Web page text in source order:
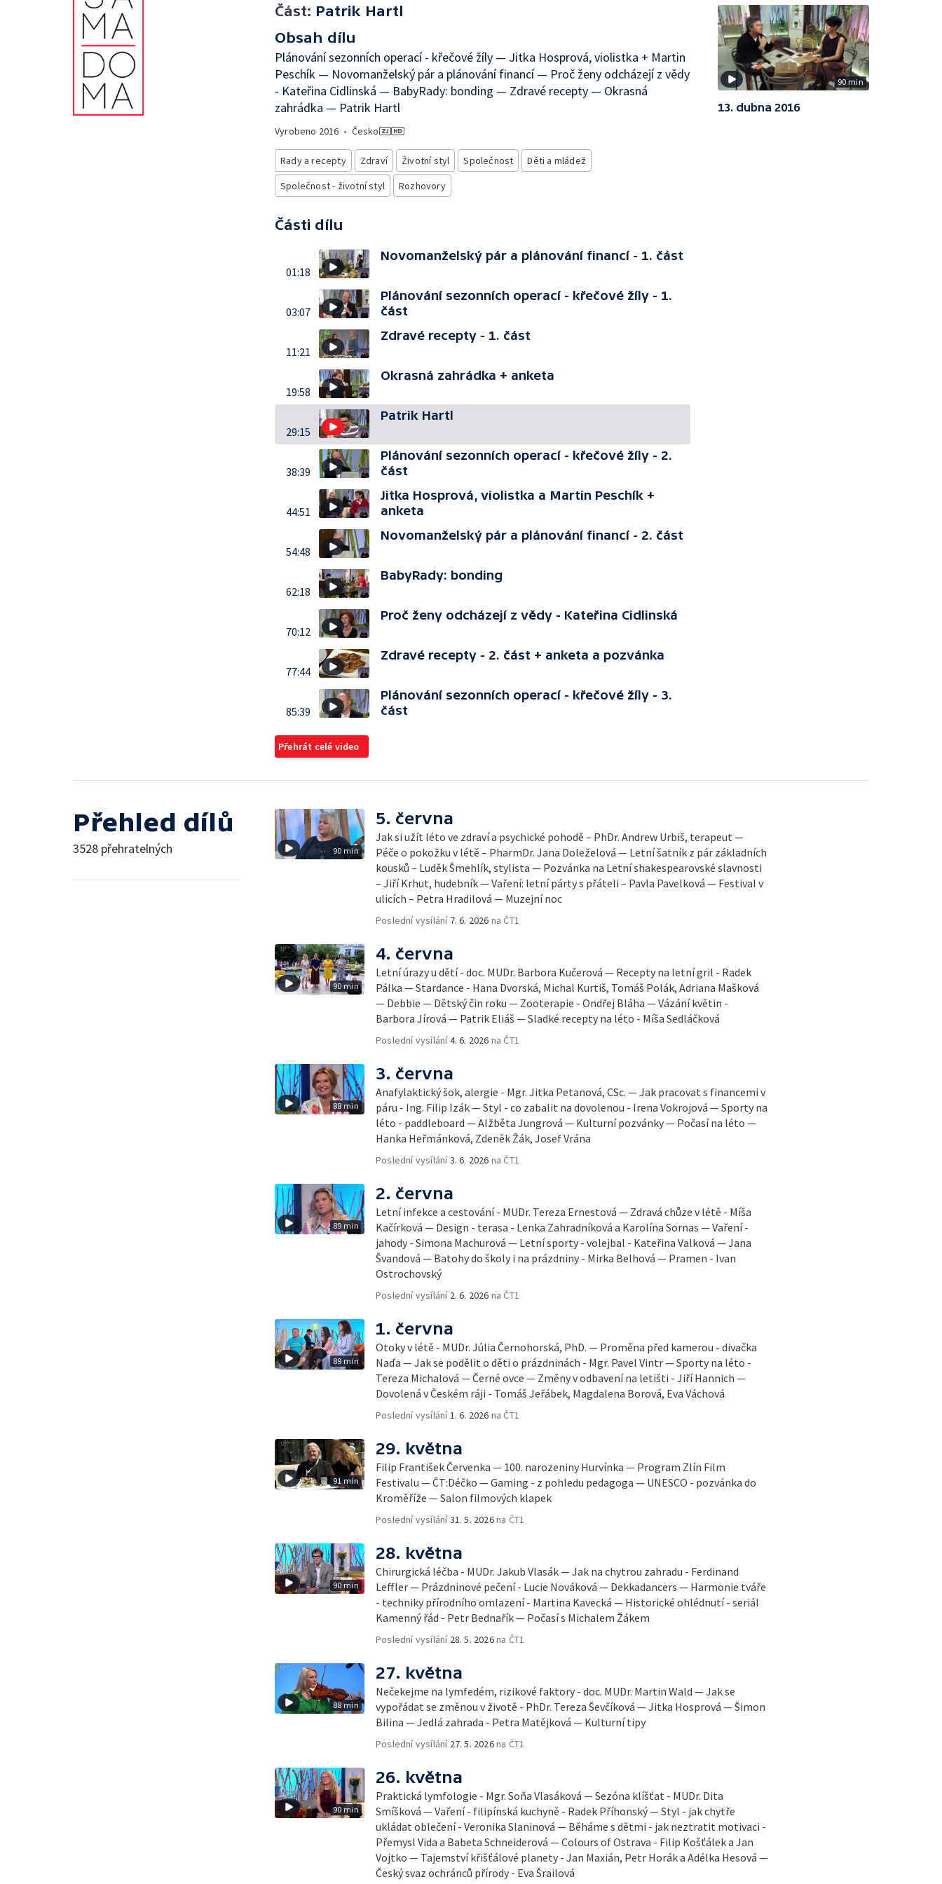
Část: Patrik Hartl
Obsah dílu
Plánování sezonních operací - křečové žíly — Jitka Hosprová, violistka + Martin
Peschík — Novomanželský pár a plánování financí — Proč ženy odcházejí z vědy
- Kateřina Cidlinská — BabyRady: bonding — Zdravé recepty — Okrasná
zahrádka — Patrik Hartl
Vyrobeno 2016 • Česko
Rady a recepty Zdraví Životní styl Společnost
Děti a mládež
Společnost - životní styl
Rozhovory
Části dílu
01:18
Novomanželský pár a plánování financí - 1. část
03:07
Plánování sezonních operací - křečové žíly - 1.
část
11:21
Zdravé recepty - 1. část
19:58
Okrasná zahrádka + anketa
29:15
Patrik Hartl
38:39
Plánování sezonních operací - křečové žíly - 2.
část
44:51
Jitka Hosprová, violistka a Martin Peschík +
anketa
54:48
Novomanželský pár a plánování financí - 2. část
62:18
BabyRady: bonding
70:12
Proč ženy odcházejí z vědy - Kateřina Cidlinská
77:44
Zdravé recepty - 2. část + anketa a pozvánka
85:39
Plánování sezonních operací - křečové žíly - 3.
část
Přehrát celé video
90 min
13. dubna 2016
Přehled dílů
3528 přehratelných 90 min
5. června
Jak si užít léto ve zdraví a psychické pohodě – PhDr. Andrew Urbiš, terapeut —
Péče o pokožku v létě – PharmDr. Jana Doleželová — Letní šatník z pár základních
kousků – Luděk Šmehlík, stylista — Pozvánka na Letní shakespearovské slavnosti
– Jiří Krhut, hudebník — Vaření: letní párty s přáteli – Pavla Pavelková — Festival v
ulicích – Petra Hradilová — Muzejní noc
Poslední vysílání 7. 6. 2026 na ČT1
90 min
4. června
Letní úrazy u dětí - doc. MUDr. Barbora Kučerová — Recepty na letní gril - Radek
Pálka — Stardance - Hana Dvorská, Michal Kurtiš, Tomáš Polák, Adriana Mašková
— Debbie — Dětský čin roku — Zooterapie - Ondřej Bláha — Vázání květin -
Barbora Jírová — Patrik Eliáš — Sladké recepty na léto - Míša Sedláčková
Poslední vysílání4. 6. 2026 na ČT1
88 min
3. června
Anafylaktický šok, alergie - Mgr. Jitka Petanová, CSc. — Jak pracovat s financemi v
páru - Ing. Filip Izák — Styl - co zabalit na dovolenou - Irena Vokrojová — Sporty na
léto - paddleboard — Alžběta Jungrová — Kulturní pozvánky — Počasí na léto —
Hanka Heřmánková, Zdeněk Žák, Josef Vrána
Poslední vysílání3. 6. 2026 na ČT1
89 min
2. června
Letní infekce a cestování - MUDr. Tereza Ernestová — Zdravá chůze v létě - Míša
Kačírková — Design - terasa - Lenka Zahradníková a Karolína Sornas — Vaření -
jahody - Simona Machurová — Letní sporty - volejbal - Kateřina Valková — Jana
Švandová — Batohy do školy i na prázdniny - Mirka Belhová — Pramen - Ivan
Ostrochovský
Poslední vysílání 2. 6. 2026 na ČT1
89 min
1. června
Otoky v létě - MUDr. Júlia Černohorská, PhD. — Proměna před kamerou - divačka
Naďa — Jak se podělit o děti o prázdninách - Mgr. Pavel Vintr — Sporty na léto -
Tereza Michalová — Černé ovce — Změny v odbavení na letišti - Jiří Hannich —
Dovolená v Českém ráji - Tomáš Jeřábek, Magdalena Borová, Eva Váchová
Poslední vysílání1. 6. 2026 na ČT1
91 min
29. května
Filip František Červenka — 100. narozeniny Hurvínka — Program Zlín Film
Festivalu — ČT:Déčko — Gaming - z pohledu pedagoga — UNESCO - pozvánka do
Kroměříže — Salon filmových klapek
Poslední vysílání31. 5. 2026na ČT1
90 min
28. května
Chirurgická léčba - MUDr. Jakub Vlasák — Jak na chytrou zahradu - Ferdinand
Leffler — Prázdninové pečení - Lucie Nováková — Dekkadancers — Harmonie tváře
- techniky přírodního omlazení - Martina Kavecká — Historické ohlédnutí - seriál
Kamenný řád - Petr Bednařík — Počasí s Michalem Žákem
Poslední vysílání 28. 5. 2026na ČT1
88 min
27. května
Nečekejme na lymfedém, rizikové faktory - doc. MUDr. Martin Wald — Jak se
vypořádat se změnou v životě - PhDr. Tereza Ševčíková — Jitka Hosprová — Šimon
Bilina — Jedlá zahrada - Petra Matějková — Kulturní tipy
Poslední vysílání 27. 5. 2026na ČT1
90 min
26. května
Praktická lymfologie - Mgr. Soňa Vlasáková — Sezóna klíšťat - MUDr. Dita
Smíšková — Vaření - filipínská kuchyně - Radek Příhonský — Styl - jak chytře
ukládat oblečení - Veronika Slaninová — Běháme s dětmi - jak neztratit motivaci -
Přemysl Vida a Babeta Schneiderová — Colours of Ostrava - Filip Košťálek a Jan
Vojtko — Tajemství křišťálové planety - Jan Maxián, Petr Horák a Adélka Hesová —
Český svaz ochránců přírody - Eva Šrailová